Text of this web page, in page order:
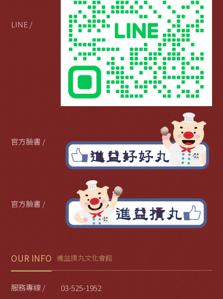
LINE /
官方臉書 /
官方臉書 /
OUR INFO 進益摃丸文化會館
服務專線 /
03-525-1952